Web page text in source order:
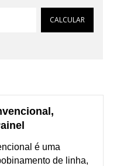
Alterar CEP
CALCULAR
é uma
de linha,